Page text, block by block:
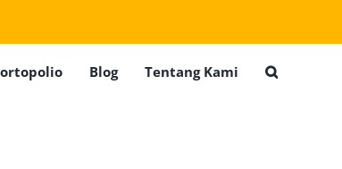
Blog Tentang Kami